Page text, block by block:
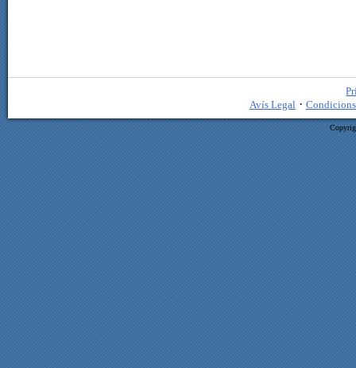
Avís Legal ·